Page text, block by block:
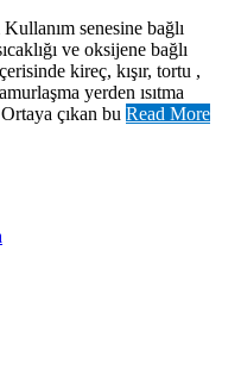
senesine bağlı
ve oksijene bağlı
kireç, kışır, tortu ,
yerden ısıtma
çıkan bu Read More